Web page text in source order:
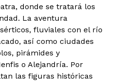
donde se tratará los
La aventura
fluviales con el río
así como ciudades
pirámides y
o Alejandría. Por
las figuras históricas